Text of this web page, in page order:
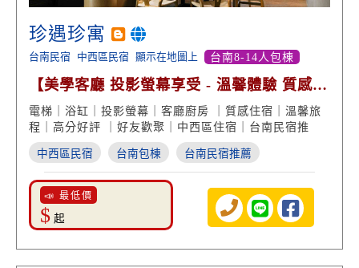
珍遇珍寓
台南民宿 中西區民宿 顯示在地圖上 台南8-14人包棟
【美學客廳 投影螢幕享受 - 溫馨體驗 質感旅
程 高分好評】
電梯｜浴缸｜投影螢幕｜客廳廚房 ｜質感住宿｜溫馨旅
程｜高分好評 ｜好友歡聚｜中西區住宿｜台南民宿推
中西區民宿 台南包棟 台南民宿推薦
📣 最低價
$ 起